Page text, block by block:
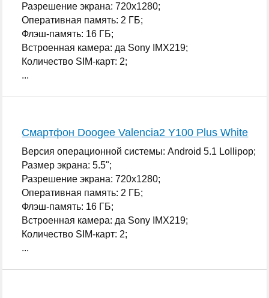
Разрешение экрана: 720x1280;
Оперативная память: 2 ГБ;
Флэш-память: 16 ГБ;
Встроенная камера: да Sony IMX219;
Количество SIM-карт: 2;
...
Смартфон Doogee Valencia2 Y100 Plus White
Версия операционной системы: Android 5.1 Lollipop;
Размер экрана: 5.5";
Разрешение экрана: 720x1280;
Оперативная память: 2 ГБ;
Флэш-память: 16 ГБ;
Встроенная камера: да Sony IMX219;
Количество SIM-карт: 2;
...